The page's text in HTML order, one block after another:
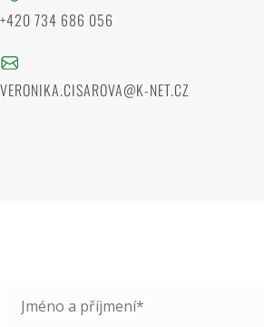
+420 734 686 056
VERONIKA.CISAROVA@K-NET.CZ